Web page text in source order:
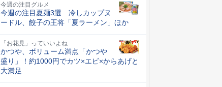
今週の注目グルメ
今週の注目夏麺3選 冷しカップヌ
ードル、餃子の王将「夏ラーメン」ほか
「お花見」っていいよね
かつや、ボリューム満点「かつや
盛り」！約1000円でカツ×エビ×からあげと
大満足